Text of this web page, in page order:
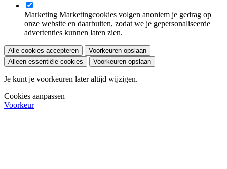
Marketing Marketingcookies volgen anoniem je gedrag op
onze website en daarbuiten, zodat we je gepersonaliseerde
advertenties kunnen laten zien.
Alle cookies accepteren
Voorkeuren opslaan
Alleen essentiële cookies
Voorkeuren opslaan
Je kunt je voorkeuren later altijd wijzigen.
Cookies aanpassen
Voorkeur